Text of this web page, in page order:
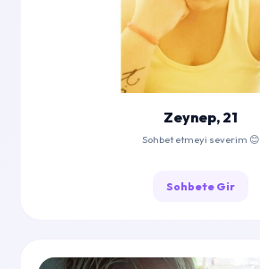
Zeynep, 21
Sohbet etmeyi severim 😊
Sohbete Gir